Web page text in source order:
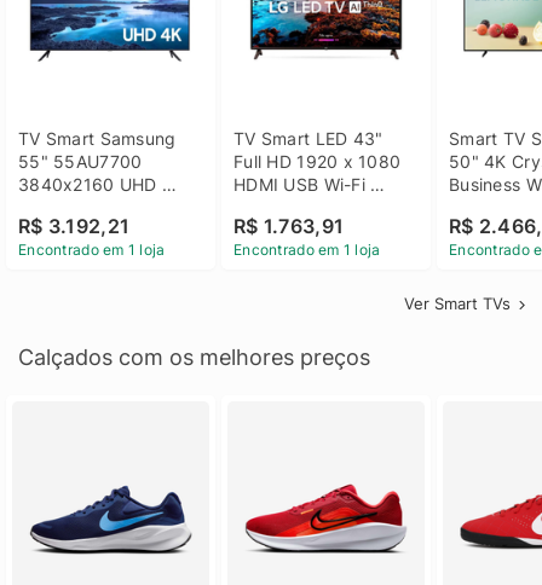
TV Smart Samsung
55" 55AU7700
3840x2160 UHD
Bluetooth
R$ 3.192,21
Encontrado em 1 loja
TV Smart LED 43"
Full HD 1920 x 1080
HDMI USB Wi-Fi
43LM631C0SB LG
R$ 1.763,91
Encontrado em 1 loja
Smart TV
50" 4K
Business
R$
Encontrado
Ver Smart TVs
Calçados com os melhores preços